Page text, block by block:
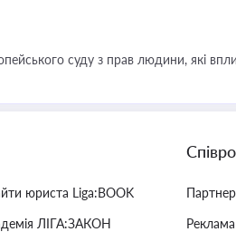
суду з прав людини, які
юриста Liga:BOOK
ЛІГА:ЗАКОН